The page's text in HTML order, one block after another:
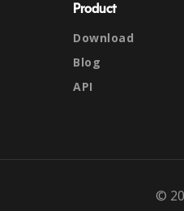
Product
Download
Blog
API
©